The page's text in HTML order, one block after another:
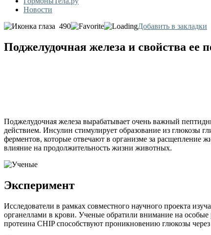
Новости
490
Добавить в закладки
Поджелудочная железа и свойства
Поджелудочная железа вырабатывает очень важный
действием. Инсулин стимулирует образование из глюкозы
ферментов, которые отвечают в организме за расщепление
влияние на продолжительность жизни животных.
Эксперимент
Исследователи в рамках совместного научного проекта
органеллами в крови. Ученые обратили внимание на
протеина CHIP способствуют проникновению глюкозы